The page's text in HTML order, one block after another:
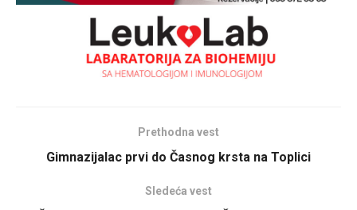
Prethodna vest
Gimnazijalac prvi do Časnog krsta na Toplici
Sledeća vest